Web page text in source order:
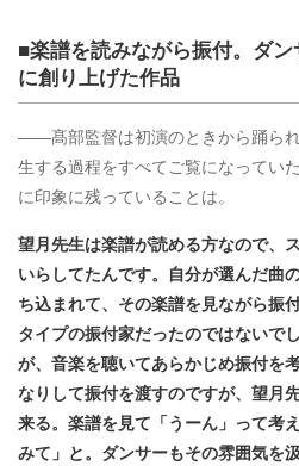
■楽譜を読みながら振付。ダ
に創り上げた作品
――髙部監督は初演のときから踊ら
生する過程をすべてご覧になってい
に印象に残っていることは。
望月先生は楽譜が読める方なので、
いらしてたんです。自分が選んだ曲
ち込まれて、その楽譜を見ながら振
タイプの振付家だったのではないで
が、音楽を聴いてあらかじめ振付を
なりして振付を渡すのですが、望月
来る。楽譜を見て「うーん」って考
みて」と。ダンサーもその雰囲気を